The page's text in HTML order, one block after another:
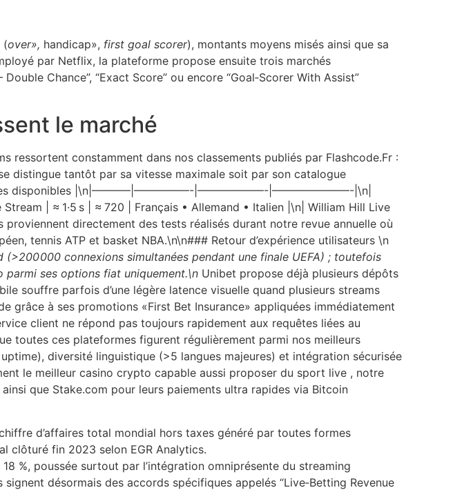
(over», handicap», first goal scorer), montants moyens misés ainsi que sa
par Netflix, la plateforme propose ensuite trois marchés
Chance”, “Exact Score” ou encore “Goal‑Scorer With Assist”
le marché
ressortent constamment dans nos classements publiés par Flashcode.Fr :
distingue tantôt par sa vitesse maximale soit par son catalogue
Langues disponibles |\n|———–|—————-|——————-|———————-|\n|
| ≈ 1·5 s | ≈ 720 | Français • Allemand • Italien |\n| William Hill Live
directement des tests réalisés durant notre revue annuelle où
tennis ATP et basket NBA.\n\n### Retour d’expérience utilisateurs \n
000 connexions simultanées pendant une finale UEFA) ; toutefois
parmi ses options fiat uniquement.\n Unibet propose déjà plusieurs dépôts
souffre parfois d’une légère latence visuelle quand plusieurs streams
grâce à ses promotions «​First Bet Insurance​» appliquées immédiatement
client ne répond pas toujours rapidement aux requêtes liées au
toutes ces plateformes figurent régulièrement parmi nos meilleurs
diversité linguistique (>5 langues majeures) et intégration sécurisée
le meilleur casino crypto capable aussi proposer du sport live , notre
que Stake.com pour leurs paiements ultra rapides via Bitcoin
d’affaires total mondial hors taxes généré par toutes formes
clôturé fin 2023 selon EGR Analytics.
%, poussée surtout par l’intégration omniprésente du streaming
désormais des accords spécifiques appelés “Live‑Betting Revenue